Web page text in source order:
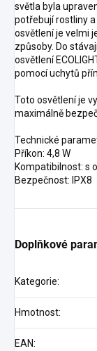
světla byla
potřebují rostliny
osvětlení je velmi
způsoby. Do
osvětlení
pomocí uchytů
Toto osvětlení je
maximálně
Technické
Příkon: 4,8 W
Kompatibilnost: s
Bezpečnost: IPX8
Doplňkové
Kategorie:
Hmotnost:
EAN: